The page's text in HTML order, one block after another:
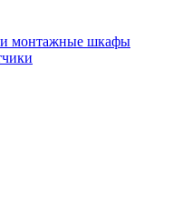
и монтажные шкафы